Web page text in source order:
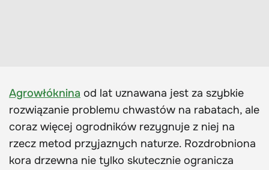
Agrowłóknina od lat uznawana jest za szybkie
rozwiązanie problemu chwastów na rabatach, ale
coraz więcej ogrodników rezygnuje z niej na
rzecz metod przyjaznych naturze. Rozdrobniona
kora drzewna nie tylko skutecznie ogranicza